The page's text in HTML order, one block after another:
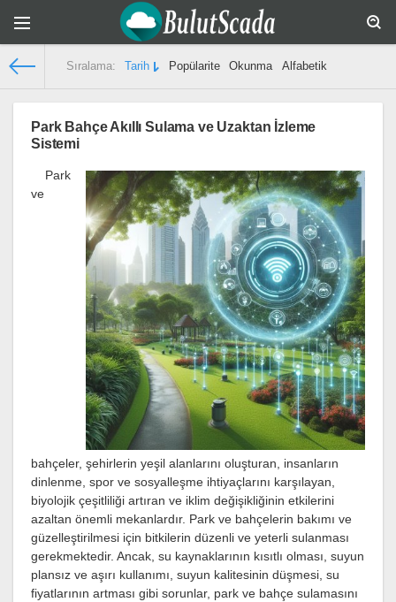
Sıralama: Tarih Popülarite Okunma Alfabetik
Park Bahçe Akıllı Sulama ve Uzaktan İzleme
Sistemi
Park
ve
bahçeler, şehirlerin yeşil alanlarını oluşturan, insanların
dinlenme, spor ve sosyalleşme ihtiyaçlarını karşılayan,
biyolojik çeşitliliği artıran ve iklim değişikliğinin etkilerini
azaltan önemli mekanlardır. Park ve bahçelerin bakımı ve
güzelleştirilmesi için bitkilerin düzenli ve yeterli sulanması
gerekmektedir. Ancak, su kaynaklarının kısıtlı olması, suyun
plansız ve aşırı kullanımı, suyun kalitesinin düşmesi, su
fiyatlarının artması gibi sorunlar, park ve bahçe sulamasını